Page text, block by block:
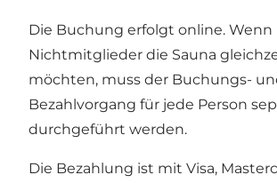
Die Buchung erfolgt online. Wenn
Nichtmitglieder die Sauna
möchten, muss der Buchungs-
Bezahlvorgang für jede Person
durchgeführt werden.
Die Bezahlung ist mit Visa,